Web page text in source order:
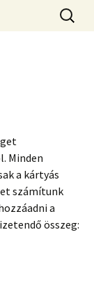
Minden
a kártyás
számítunk
a
összeg: